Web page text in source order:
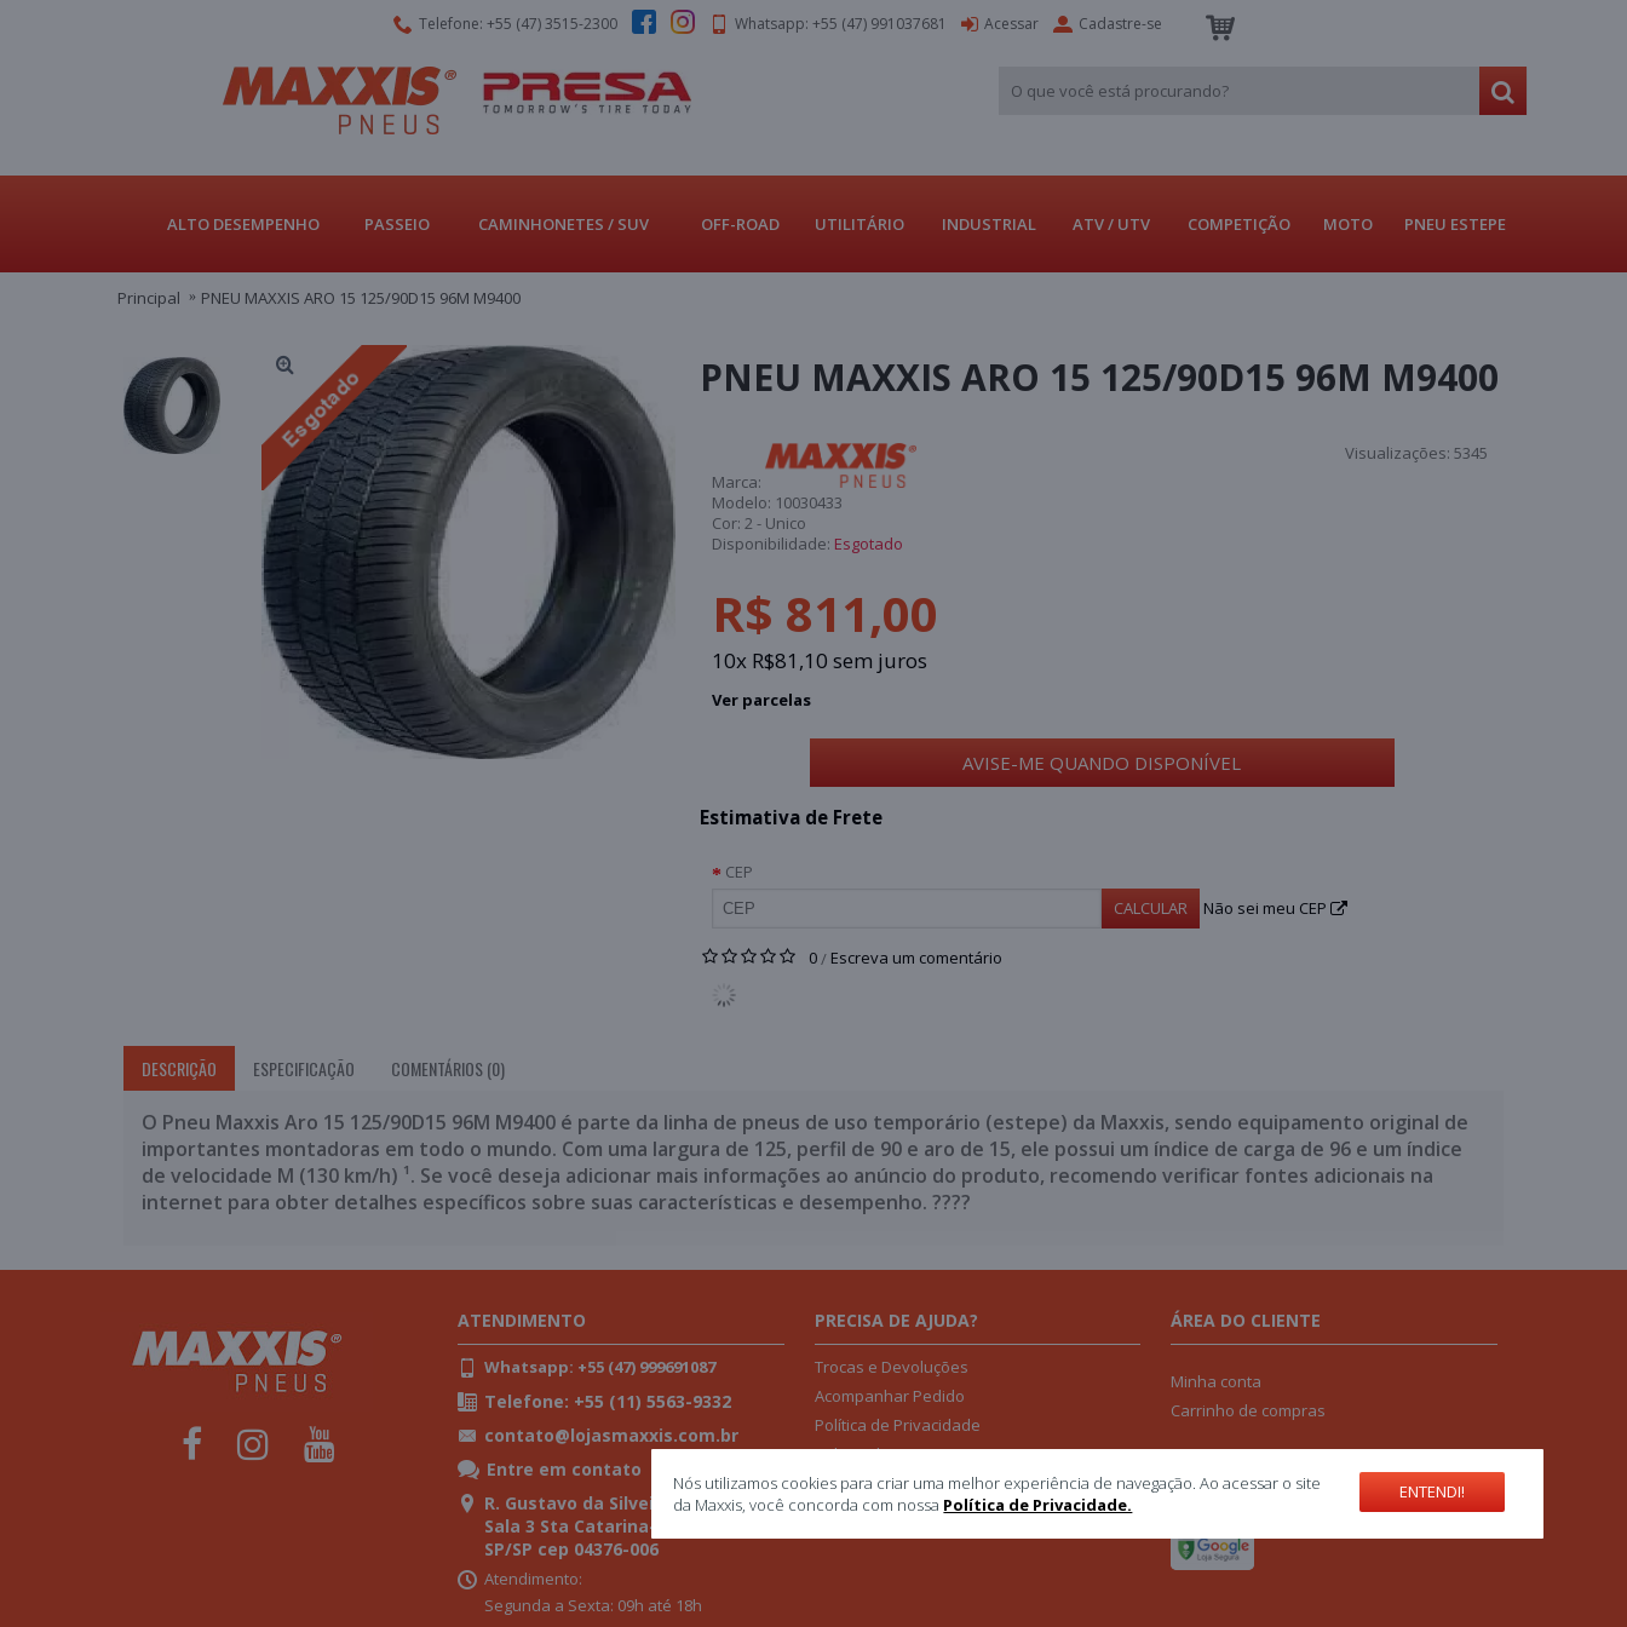
Telefone: +55 (47) 3515-2300 Whatsapp: +55 (47) 991037681 Acessar Cadastre-se
ALTO DESEMPENHO PASSEIO CAMINHONETES / SUV OFF-ROAD UTILITÁRIO INDUSTRIAL ATV / UTV COMPETIÇÃO MOTO PNEU ESTEPE
Principal PNEU MAXXIS ARO 15 125/90D15 96M M9400
PNEU MAXXIS ARO 15 125/90D15 96M M9400
Visualizações: 5345
Marca:
Modelo: 10030433
Cor: 2 - Unico
Disponibilidade: Esgotado
R$ 811,00
10x R$81,10 sem juros
Ver parcelas
AVISE-ME QUANDO DISPONÍVEL
Estimativa de Frete
CEP
CALCULAR
Não sei meu CEP
0/ Escreva um comentário
DESCRIÇÃO ESPECIFICAÇÃO COMENTÁRIOS (0)
O Pneu Maxxis Aro 15 125/90D15 96M M9400 é parte da linha de pneus de uso temporário (estepe) da Maxxis, sendo equipamento original de
importantes montadoras em todo o mundo. Com uma largura de 125, perfil de 90 e aro de 15, ele possui um índice de carga de 96 e um índice
de velocidade M (130 km/h) ¹. Se você deseja adicionar mais informações ao anúncio do produto, recomendo verificar fontes adicionais na
internet para obter detalhes específicos sobre suas características e desempenho. ????
Nós utilizamos cookies para criar uma melhor experiência de navegação. Ao acessar o site
da Maxxis, você concorda com nossa Política de Privacidade.
ENTENDI!
ATENDIMENTO
Whatsapp: +55 (47) 999691087
Telefone: +55 (11) 5563-9332
contato@lojasmaxxis.com.br
Entre em contato
R. Gustavo da Silveira, 1013 -2ª Aª-
Sala 3 Sta Catarina-
SP/SP cep 04376-006
Atendimento:
Segunda a Sexta: 09h até 18h
PRECISA DE AJUDA?
Trocas e Devoluções
Acompanhar Pedido
Política de Privacidade
Politica de Garantia
ÁREA DO CLIENTE
Minha conta
Carrinho de compras
SELOS DE SEGURANÇA